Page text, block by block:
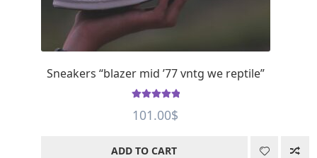
Sneakers “blazer mid ’77 vntg we reptile”
5
101.00$
ADD TO CART